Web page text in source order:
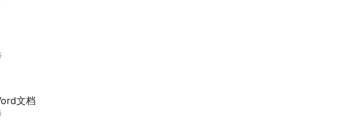
文档